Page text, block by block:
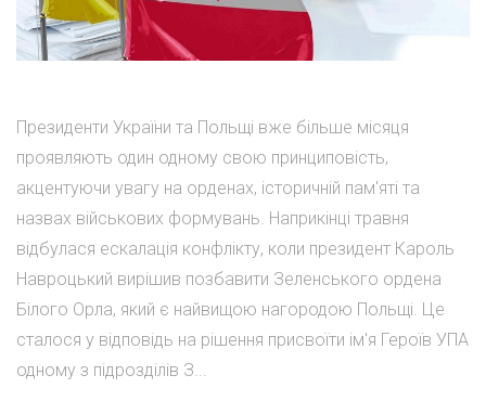
Президенти України та Польщі вже більше місяця
проявляють один одному свою принциповість,
акцентуючи увагу на орденах, історичній пам'яті та
назвах військових формувань. Наприкінці травня
відбулася ескалація конфлікту, коли президент Кароль
Навроцький вирішив позбавити Зеленського ордена
Білого Орла, який є найвищою нагородою Польщі. Це
сталося у відповідь на рішення присвоїти ім'я Героїв УПА
одному з підрозділів З...